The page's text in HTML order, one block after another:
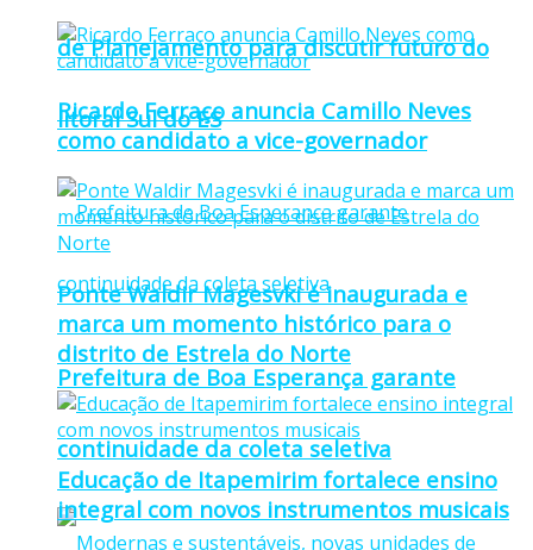
de Planejamento para discutir futuro do
litoral Sul do ES
Prefeitura de Boa Esperança garante
continuidade da coleta seletiva
Ricardo Ferraço anuncia Camillo Neves
como candidato a vice-governador
Ponte Waldir Magesvki é inaugurada e
marca um momento histórico para o
distrito de Estrela do Norte
Educação de Itapemirim fortalece ensino
integral com novos instrumentos musicais